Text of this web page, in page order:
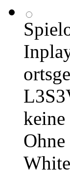
keine
Ohne